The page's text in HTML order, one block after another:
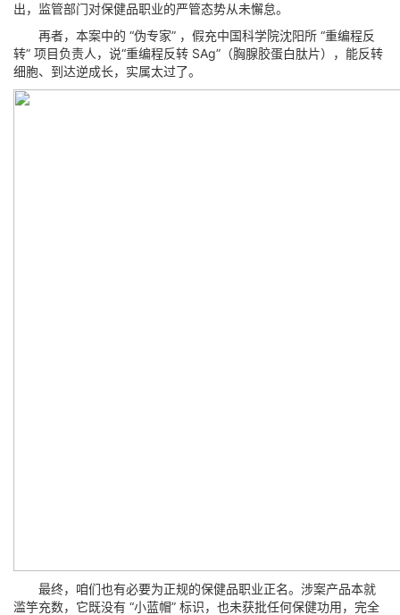
出，监管部门对保健品职业的严管态势从未懈怠。
再者，本案中的 “伪专家” ，假充中国科学院沈阳所 “重编程反
转” 项目负责人，说“重编程反转 SAg”（胸腺胶蛋白肽片），能反转
细胞、到达逆成长，实属太过了。
最终，咱们也有必要为正规的保健品职业正名。涉案产品本就
滥竽充数，它既没有 “小蓝帽” 标识，也未获批任何保健功用，完全